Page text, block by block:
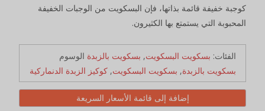
كوجبة خفيفة قائمة بذاتها، فإن البسكويت من الوجبات الخفيفة
المحبوبة التي يستمتع بها الكثيرون.
الفئات: بسكويت البسكويت, بسكويت بالزبدة الوسوم
بسكويت بالزبدة, بسكويت البسكويت, كوكيز الزبدة الدنماركية
إضافة إلى قائمة الأسعار السريعة